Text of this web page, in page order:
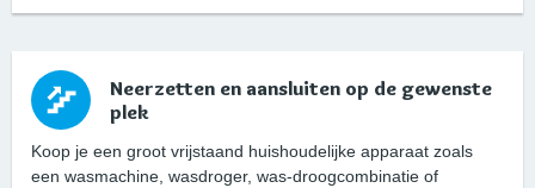
Neerzetten en aansluiten op de gewenste
plek
Koop je een groot vrijstaand huishoudelijke apparaat zoals
een wasmachine, wasdroger, was-droogcombinatie of